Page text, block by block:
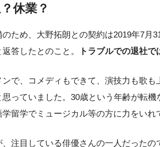
休業？
ため、大野拓朗との契約は2019年7月
答したとのこと。
トラブルでの退社で
で、コメディもできて、演技力も歌も
っていました。30歳という年齢が転機
留学でミュージカル等の方に力をいれ
注目している俳優さんの一人だったの